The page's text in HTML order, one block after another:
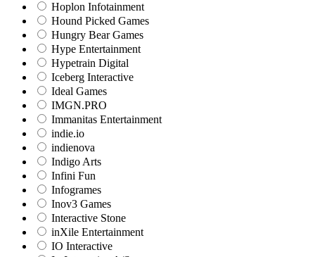
Hoplon Infotainment
Hound Picked Games
Hungry Bear Games
Hype Entertainment
Hypetrain Digital
Iceberg Interactive
Ideal Games
IMGN.PRO
Immanitas Entertainment
indie.io
indienova
Indigo Arts
Infini Fun
Infogrames
Inov3 Games
Interactive Stone
inXile Entertainment
IO Interactive